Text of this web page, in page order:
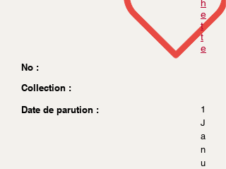
h
e
t
t
e
No :
Collection :
Date de parution :
1
J
a
n
u